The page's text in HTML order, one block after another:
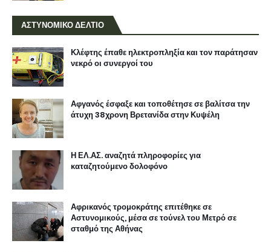
ΑΣΤΥΝΟΜΙΚΟ ΔΕΛΤΙΟ
Κλέφτης έπαθε ηλεκτροπληξία και τον παράτησαν
νεκρό οι συνεργοί του
Αφγανός έσφαξε και τοποθέτησε σε βαλίτσα την
άτυχη 38χρονη Βρετανίδα στην Κυψέλη
Η ΕΛ.ΑΣ. αναζητά πληροφορίες για
καταζητούμενο δολοφόνο
Αφρικανός τρομοκράτης επιτέθηκε σε
Αστυνομικούς, μέσα σε τούνελ του Μετρό σε
σταθμό της Αθήνας